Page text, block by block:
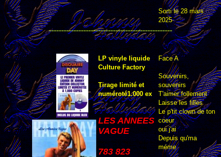
Sorti le 28 mars
2025
--------------------------------------------------
LP vinyle liquide
Culture Factory
Tirage limité et
numéroté1.000 ex
LES ANNEES
VAGUE
783 823
Face A
Souvenirs,
souvenirs
T'aimer follement
Laisse les filles
Le p'tit clown de ton
coeur
oui j'ai
Depuis qu'ma
méme